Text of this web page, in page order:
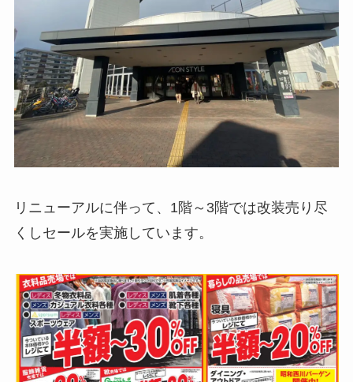
リニューアルに伴って、1階～3階では改装売り尽
くしセールを実施しています。